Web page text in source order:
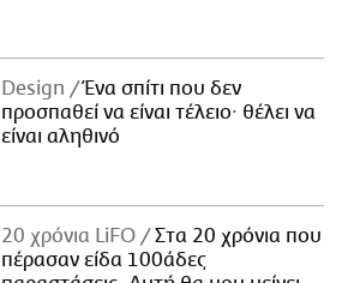
Design
Ένα σπίτι που δεν
προσπαθεί να είναι τέλειο· θέλει να
είναι αληθινό
20 χρόνια LiFO
Στα 20 χρόνια που
πέρασαν είδα 100άδες